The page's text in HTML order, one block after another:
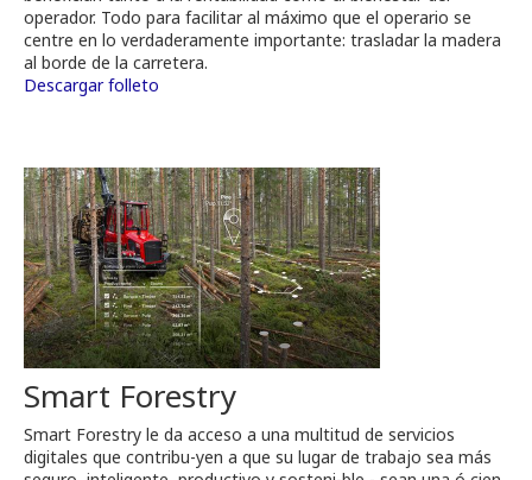
operador. Todo para facilitar al máximo que el operario se
centre en lo verdaderamente importante: trasladar la madera
al borde de la carretera.
Descargar folleto
Smart Forestry
Smart Forestry le da acceso a una multitud de servicios
digitales que contribu-yen a que su lugar de trabajo sea más